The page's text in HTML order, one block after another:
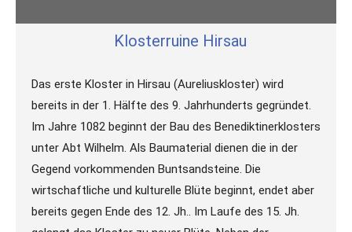
Klosterruine Hirsau
Das erste Kloster in Hirsau (Aureliuskloster) wird
bereits in der 1. Hälfte des 9. Jahrhunderts gegründet.
Im Jahre 1082 beginnt der Bau des Benediktinerklosters
unter Abt Wilhelm. Als Baumaterial dienen die in der
Gegend vorkommenden Buntsandsteine. Die
wirtschaftliche und kulturelle Blüte beginnt, endet aber
bereits gegen Ende des 12. Jh.. Im Laufe des 15. Jh.